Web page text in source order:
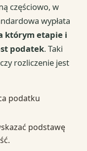
częściowo, w
wypłata
którym etapie i
podatek. Taki
rozliczenie jest
podatku
podstawę